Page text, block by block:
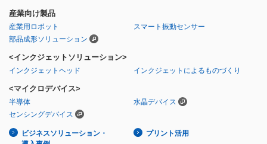
産業向け製品
産業用ロボット
スマート振動センサー
部品成形ソリューション
<インクジェットソリューション>
インクジェットヘッド インクジェットによるものづくり
<マイクロデバイス>
半導体
水晶デバイス
センシングデバイス
ビジネスソリューション・
プリント活用